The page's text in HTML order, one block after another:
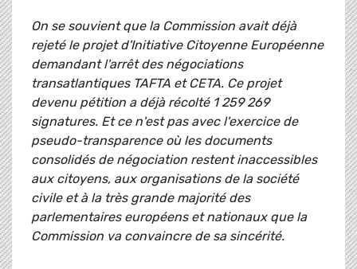
On se souvient que la Commission avait déjà
rejeté le projet d'Initiative Citoyenne Européenne
demandant l'arrêt des négociations
transatlantiques TAFTA et CETA. Ce projet
devenu pétition a déjà récolté 1 259 269
signatures. Et ce n'est pas avec l'exercice de
pseudo-transparence où les documents
consolidés de négociation restent inaccessibles
aux citoyens, aux organisations de la société
civile et à la très grande majorité des
parlementaires européens et nationaux que la
Commission va convaincre de sa sincérité.